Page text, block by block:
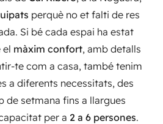
perquè no et falti de res
Si bé cada espai ha estat
el màxim confort, amb detalls
te com a casa, també tenim
a diferents necessitats, des
de setmana fins a llargues
per a 2 a 6 persones.